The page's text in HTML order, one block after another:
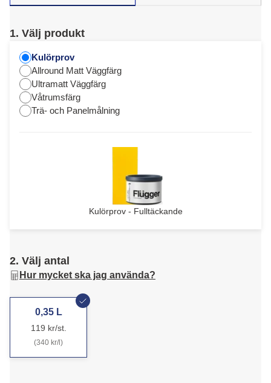
1. Välj produkt
Kulörprov
Allround Matt Väggfärg
Ultramatt Väggfärg
Våtrumsfärg
Trä- och Panelmålning
Kulörprov - Fulltäckande
2. Välj antal
Hur mycket ska jag använda?
0,35 L
119 kr/st.
(340 kr/l)